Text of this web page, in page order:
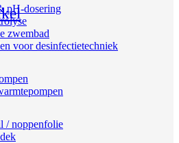
pH-dosering
zwembad
voor desinfectietechniek
/ noppenfolie